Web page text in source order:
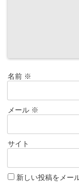
名前 ※
メール ※
サイト
新しい投稿をメー